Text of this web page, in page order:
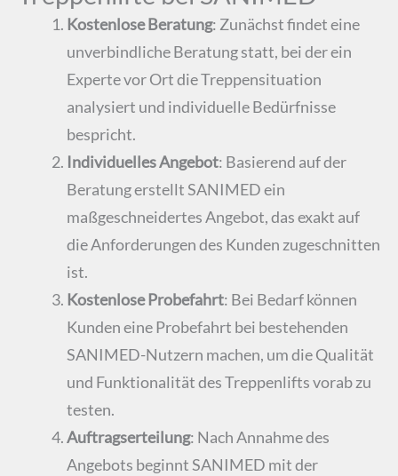
Kostenlose Beratung: Zunächst findet eine
unverbindliche Beratung statt, bei der ein
Experte vor Ort die Treppensituation
analysiert und individuelle Bedürfnisse
bespricht​.
Individuelles Angebot: Basierend auf der
Beratung erstellt SANIMED ein
maßgeschneidertes Angebot, das exakt auf
die Anforderungen des Kunden zugeschnitten
ist​.
Kostenlose Probefahrt: Bei Bedarf können
Kunden eine Probefahrt bei bestehenden
SANIMED-Nutzern machen, um die Qualität
und Funktionalität des Treppenlifts vorab zu
testen​.
Auftragserteilung: Nach Annahme des
Angebots beginnt SANIMED mit der